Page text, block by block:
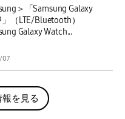
＞「Samsung Galaxy
（LTE/Bluetooth）
Galaxy Watch...
07
を見る